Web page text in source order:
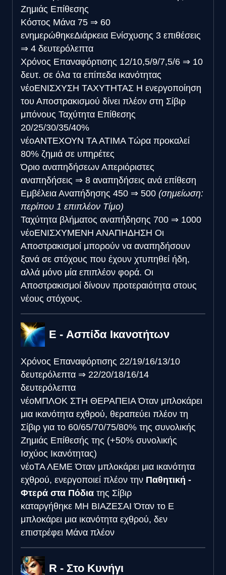
Ζημιάς Επίθεσης
Κόστος Μάνα 75 ⇒ 60
ενημερώθηκεΔιάρκεια Ενίσχυσης 3 επιθέσεις
⇒ 4 δευτερόλεπτα
Χρόνος Επαναφόρτισης 12/10,5/9/7,5/6 ⇒ 10
δευτ. σε όλα τα επίπεδα ικανότητας
νέοΕΝΙΣΧΥΣΗ ΤΑΧΥΤΗΤΑΣ Η ενεργοποίηση
του Αποστρακισμού δίνει πλέον στη Σίβιρ
μπόνους Ταχύτητα Επίθεσης
20/25/30/35/40%
νέοΑΝΤΕΧΟΥΝ ΤΑ ΑΤΙΜΑ Τώρα προκαλεί
80% ζημιά σε υπηρέτες
Όριο αναπηδήσεων Απεριόριστες
αναπηδήσεις ⇒ 8 αναπηδήσεις ανά επίθεση
Εμβέλεια Αναπήδησης 450 ⇒ 500 (σημείωση:
περίπου 1 επιπλέον Τίμο)
Ταχύτητα βλήματος αναπήδησης 700 ⇒ 1000
νέοΕΝΙΣΧΥΜΕΝΗ ΑΝΑΠΗΔΗΣΗ Οι
Αποστρακισμοί μπορούν να αναπηδήσουν
ξανά σε στόχους που έχουν χτυπηθεί ήδη,
αλλά μόνο μία επιπλέον φορά. Οι
Αποστρακισμοί δίνουν προτεραιότητα στους
νέους στόχους.
E - Ασπίδα Ικανοτήτων
Χρόνος Επαναφόρτισης 22/19/16/13/10
δευτερόλεπτα ⇒ 22/20/18/16/14
δευτερόλεπτα
νέοΜΠΛΟΚ ΣΤΗ ΘΕΡΑΠΕΙΑ Όταν μπλοκάρει
μια ικανότητα εχθρού, θεραπεύει πλέον τη
Σίβιρ για το 60/65/70/75/80% της συνολικής
Ζημιάς Επίθεσής της (+50% συνολικής
Ισχύος Ικανότητας)
νέοΤΑ ΛΕΜΕ Όταν μπλοκάρει μια ικανότητα
εχθρού, ενεργοποιεί πλέον την Παθητική -
Φτερά στα Πόδια της Σίβιρ
καταργήθηκε ΜΗ ΒΙΑΖΕΣΑΙ Όταν το E
μπλοκάρει μια ικανότητα εχθρού, δεν
επιστρέφει Μάνα πλέον
R - Στο Κυνήγι